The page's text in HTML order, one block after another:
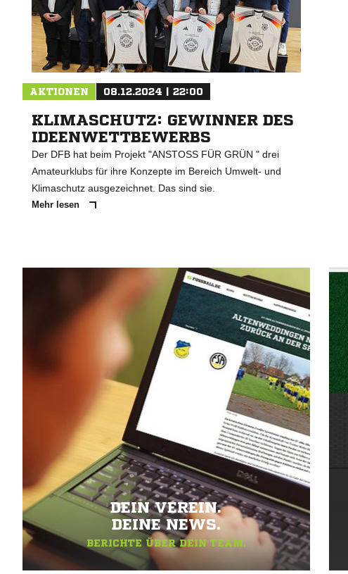
AKTIONEN 08.12.2024 | 22:00
KLIMASCHUTZ: GEWINNER DES
IDEENWETTBEWERBS
Der DFB hat beim Projekt "ANSTOSS FÜR GRÜN " drei
Amateurklubs für ihre Konzepte im Bereich Umwelt- und
Klimaschutz ausgezeichnet. Das sind sie.
Mehr lesen
DEIN VEREIN.
DEINE NEWS.
BERICHTE ÜBER DEIN TEAM.